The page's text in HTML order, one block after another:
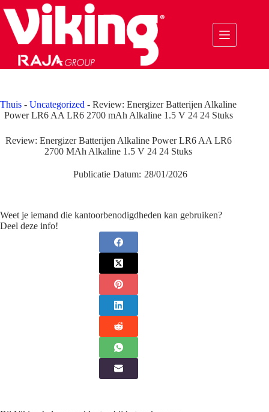
naar
inhoud
Thuis -Uncategorized -Review: Energizer Batterijen Alkaline
Power LR6 AA LR6 2700 mAh Alkaline 1.5 V 24 24 Stuks
Review: Energizer Batterijen Alkaline Power LR6 AA LR6
2700 MAh Alkaline 1.5 V 24 24 Stuks
Publicatie Datum: 28/01/2026
Weet je iemand die kantoorbenodigdheden kan gebruiken?
Deel deze info!